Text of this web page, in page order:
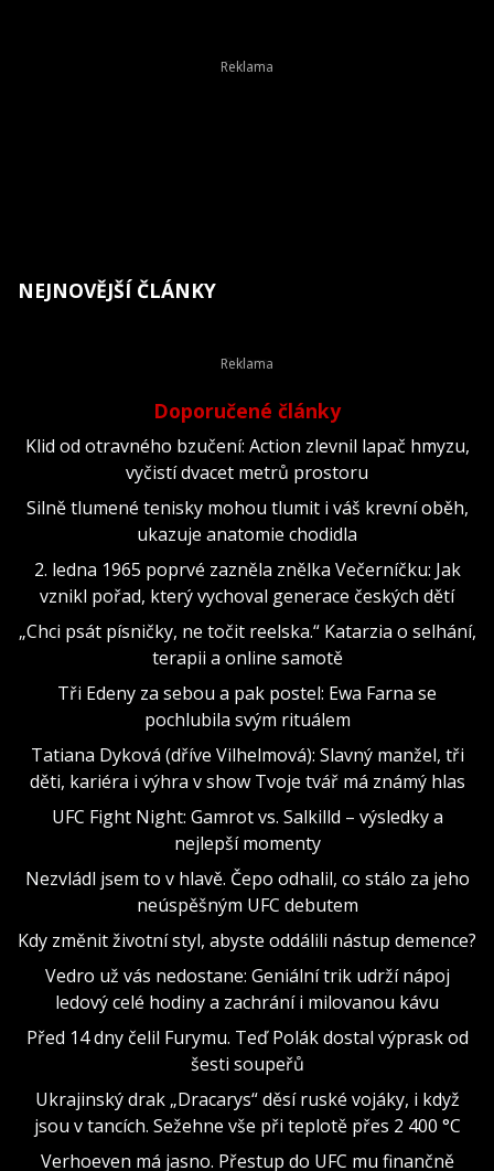
NEJNOVĚJŠÍ ČLÁNKY
Doporučené články
Klid od otravného bzučení: Action zlevnil lapač hmyzu,
vyčistí dvacet metrů prostoru
Silně tlumené tenisky mohou tlumit i váš krevní oběh,
ukazuje anatomie chodidla
2. ledna 1965 poprvé zazněla znělka Večerníčku: Jak
vznikl pořad, který vychoval generace českých dětí
„Chci psát písničky, ne točit reelska.“ Katarzia o selhání,
terapii a online samotě
Tři Edeny za sebou a pak postel: Ewa Farna se
pochlubila svým rituálem
Tatiana Dyková (dříve Vilhelmová): Slavný manžel, tři
děti, kariéra i výhra v show Tvoje tvář má známý hlas
UFC Fight Night: Gamrot vs. Salkilld – výsledky a
nejlepší momenty
Nezvládl jsem to v hlavě. Čepo odhalil, co stálo za jeho
neúspěšným UFC debutem
Kdy změnit životní styl, abyste oddálili nástup demence?
Vedro už vás nedostane: Geniální trik udrží nápoj
ledový celé hodiny a zachrání i milovanou kávu
Před 14 dny čelil Furymu. Teď Polák dostal výprask od
šesti soupeřů
Ukrajinský drak „Dracarys“ děsí ruské vojáky, i když
jsou v tancích. Sežehne vše při teplotě přes 2 400 °C
Verhoeven má jasno. Přestup do UFC mu finančně